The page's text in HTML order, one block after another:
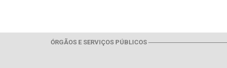
ÓRGÃOS E SERVIÇOS PÚBLICOS